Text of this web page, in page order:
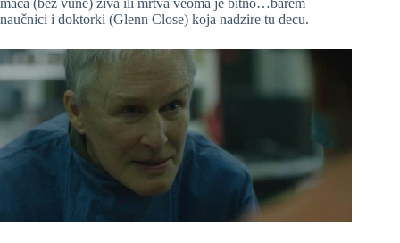
maca (bez vune) živa ili mrtva veoma je bitno…barem
naučnici i doktorki (Glenn Close) koja nadzire tu decu.